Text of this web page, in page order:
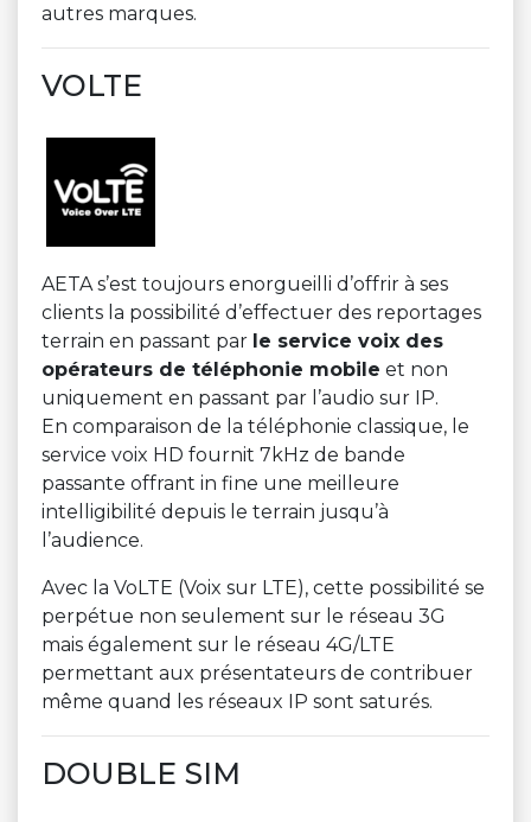
autres marques.
VOLTE
AETA s’est toujours enorgueilli d’offrir à ses
clients la possibilité d’effectuer des reportages
terrain en passant par le service voix des
opérateurs de téléphonie mobile et non
uniquement en passant par l’audio sur IP.
En comparaison de la téléphonie classique, le
service voix HD fournit 7kHz de bande
passante offrant in fine une meilleure
intelligibilité depuis le terrain jusqu’à
l’audience.
Avec la VoLTE (Voix sur LTE), cette possibilité se
perpétue non seulement sur le réseau 3G
mais également sur le réseau 4G/LTE
permettant aux présentateurs de contribuer
même quand les réseaux IP sont saturés.
DOUBLE SIM